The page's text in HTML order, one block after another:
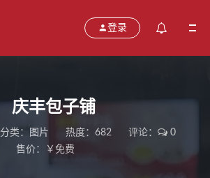
登录
庆丰包子铺
分类： 图片 热度：682 评论：
0
售价：￥免费